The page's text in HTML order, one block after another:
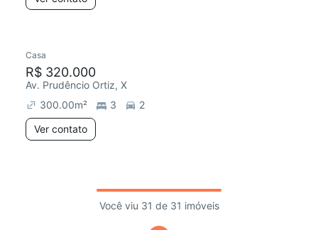
Casa
R$ 320.000
Av. Prudêncio Ortiz, X
300.00m² 3
2
Ver contato
Você viu 31 de 31 imóveis